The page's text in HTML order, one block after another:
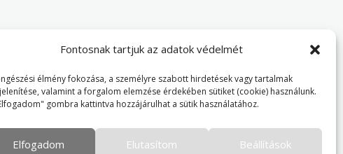
Fontosnak tartjuk az adatok védelmét
élmény fokozása, a személyre szabott hirdetések vagy tartalmak
valamint a forgalom elemzése érdekében sütiket (cookie) használunk.
gombra kattintva hozzájárulhat a sütik használatához.
Elfogadom Elutasítom Beállítások
Önvédelmi Bolt – Főoldal
Cookie Policy